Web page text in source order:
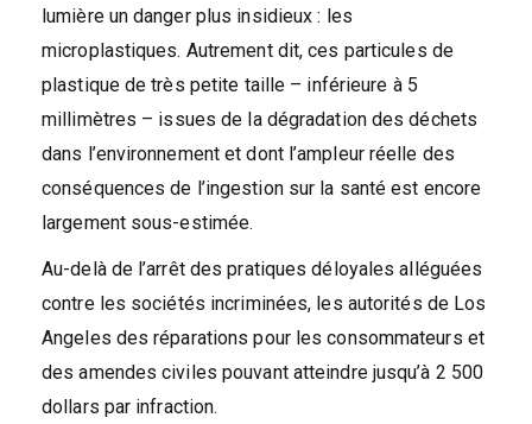
lumière un danger plus insidieux : les
microplastiques. Autrement dit, ces particules de
plastique de très petite taille – inférieure à 5
millimètres – issues de la dégradation des déchets
dans l’environnement et dont l’ampleur réelle des
conséquences de l’ingestion sur la santé est encore
largement sous-estimée.
Au-delà de l’arrêt des pratiques déloyales alléguées
contre les sociétés incriminées, les autorités de Los
Angeles des réparations pour les consommateurs et
des amendes civiles pouvant atteindre jusqu’à 2 500
dollars par infraction.